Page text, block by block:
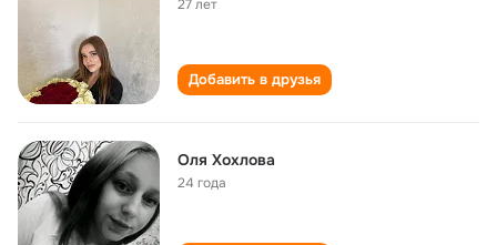
27 лет
Добавить в друзья
Оля Хохлова
24 года